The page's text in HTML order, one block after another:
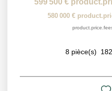
580 000 €
8 pièce(s) 182